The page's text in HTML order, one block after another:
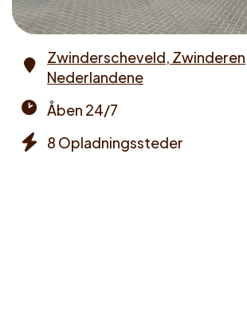
Address
Zwinderscheveld, Zwinderen,
Nederlandene
times
Åben 24/7
8 Opladningssteder